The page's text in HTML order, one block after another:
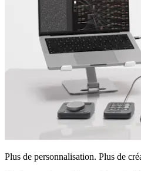
Plus de personnalisation. Plus de